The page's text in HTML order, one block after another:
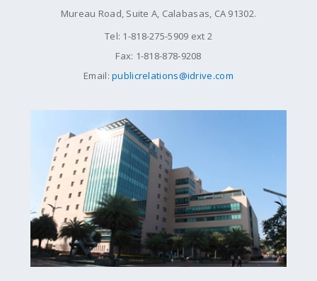
Mureau Road, Suite A, Calabasas, CA 91302.
Tel: 1-818-275-5909 ext 2
Fax: 1-818-878-9208
Email:publicrelations@idrive.com